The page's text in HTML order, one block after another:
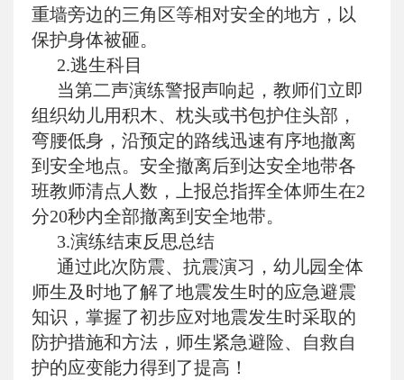
重墙旁边的三角区等相对安全的地方，以
保护身体被砸。
2.逃生科目
当第二声演练警报声响起，教师们立即
组织幼儿用积木、枕头或书包护住头部，
弯腰低身，沿预定的路线迅速有序地撤离
到安全地点。安全撤离后到达安全地带各
班教师清点人数，上报总指挥全体师生在2
分20秒内全部撤离到安全地带。
3.演练结束反思总结
通过此次防震、抗震演习，幼儿园全体
师生及时地了解了地震发生时的应急避震
知识，掌握了初步应对地震发生时采取的
防护措施和方法，师生紧急避险、自救自
护的应变能力得到了提高！